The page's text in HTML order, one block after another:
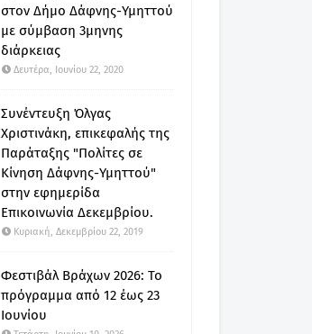
στον Δήμο Δάφνης-Υμηττού
με σύμβαση 3μηνης
διάρκειας
Δευτέρα, Ιουνίου 22, 2020
Συνέντευξη Όλγας
Χριστινάκη, επικεφαλής της
Παράταξης "Πολίτες σε
Κίνηση Δάφνης-Υμηττού"
στην εφημερίδα
Επικοινωνία Δεκεμβρίου.
Κυριακή, Δεκεμβρίου 22, 2019
Φεστιβάλ Βράχων 2026: Το
πρόγραμμα από 12 έως 23
Ιουνίου